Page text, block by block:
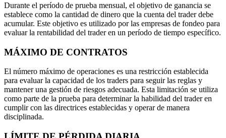
Durante el período de prueba mensual, el objetivo de ganancia se
establece como la cantidad de dinero que la cuenta del trader debe
acumular. Este objetivo es utilizado por las empresas de fondeo para
evaluar la rentabilidad del trader en un período de tiempo específico.
MÁXIMO DE CONTRATOS
El número máximo de operaciones es una restricción establecida
para evaluar la capacidad de los traders para seguir las reglas y
mantener una gestión de riesgos adecuada. Esta limitación se utiliza
como parte de la prueba para determinar la habilidad del trader en
cumplir con las directrices establecidas y operar de manera
disciplinada.